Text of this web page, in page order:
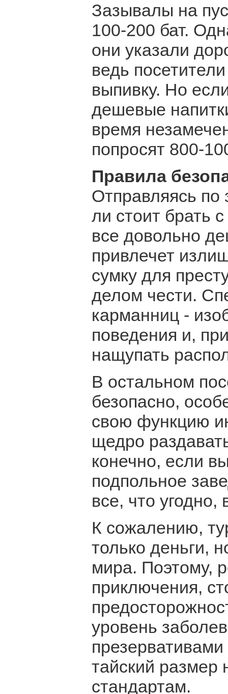
Зазывалы на
100-200 бат.
они указали
ведь
выпивку. Но
дешевые
время
попросят 800-
Правила
Отправляясь по
ли стоит брать
все довольно
привлечет
сумку для
делом чести.
карманниц -
поведения и,
нащупать
В остальном
безопасно,
свою функцию
щедро
конечно, если
подпольное
все, что угодно,
К сожалению,
только деньги,
мира. Поэтому,
приключения,
уровень
тайский размер
стандартам.